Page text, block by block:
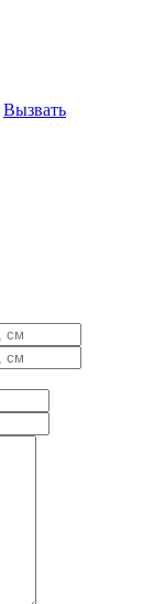
Вызвать